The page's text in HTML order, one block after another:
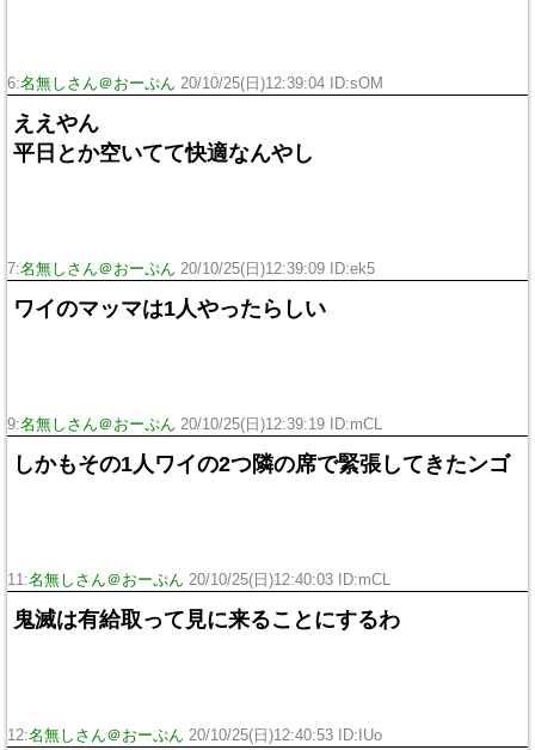
6:名無しさん＠おーぷん 20/10/25(日)12:39:04 ID:sOM
ええやん
平日とか空いてて快適なんやし
7:名無しさん＠おーぷん 20/10/25(日)12:39:09 ID:ek5
ワイのマッマは1人やったらしい
9:名無しさん＠おーぷん 20/10/25(日)12:39:19 ID:mCL
しかもその1人ワイの2つ隣の席で緊張してきたンゴ
11:名無しさん＠おーぷん 20/10/25(日)12:40:03 ID:mCL
鬼滅は有給取って見に来ることにするわ
12:名無しさん＠おーぷん 20/10/25(日)12:40:53 ID:IUo